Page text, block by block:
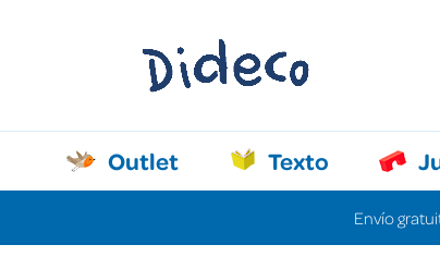
Outlet Texto
Envío